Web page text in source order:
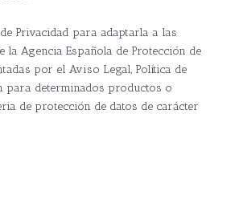
de Privacidad para adaptarla a las
Agencia Española de Protección de
por el Aviso Legal, Política de
para determinados productos o
de protección de datos de carácter